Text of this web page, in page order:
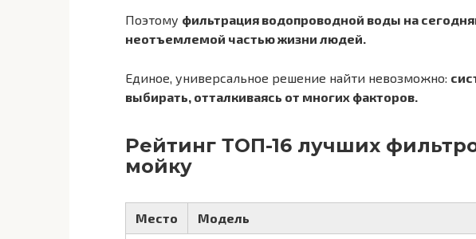
Поэтому фильтрация водопроводной воды на
неотъемлемой частью жизни людей.
Единое, универсальное решение найти невозможно:
выбирать, отталкиваясь от многих факторов.
Рейтинг ТОП-16 лучших
мойку
Место Модель